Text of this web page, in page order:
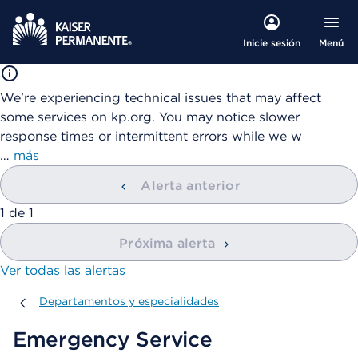
Inicie sesión Menú
We're experiencing technical issues that may affect
some services on kp.org. You may notice slower
response times or intermittent errors while we w
… más
Alerta anterior
mostrando
1 de 1
Próxima alerta
Ver todas las alertas
Departamentos y especialidades
Departamentos y especialidades
Emergency Service